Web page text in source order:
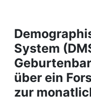
People
Institutions
System
über ein
zur